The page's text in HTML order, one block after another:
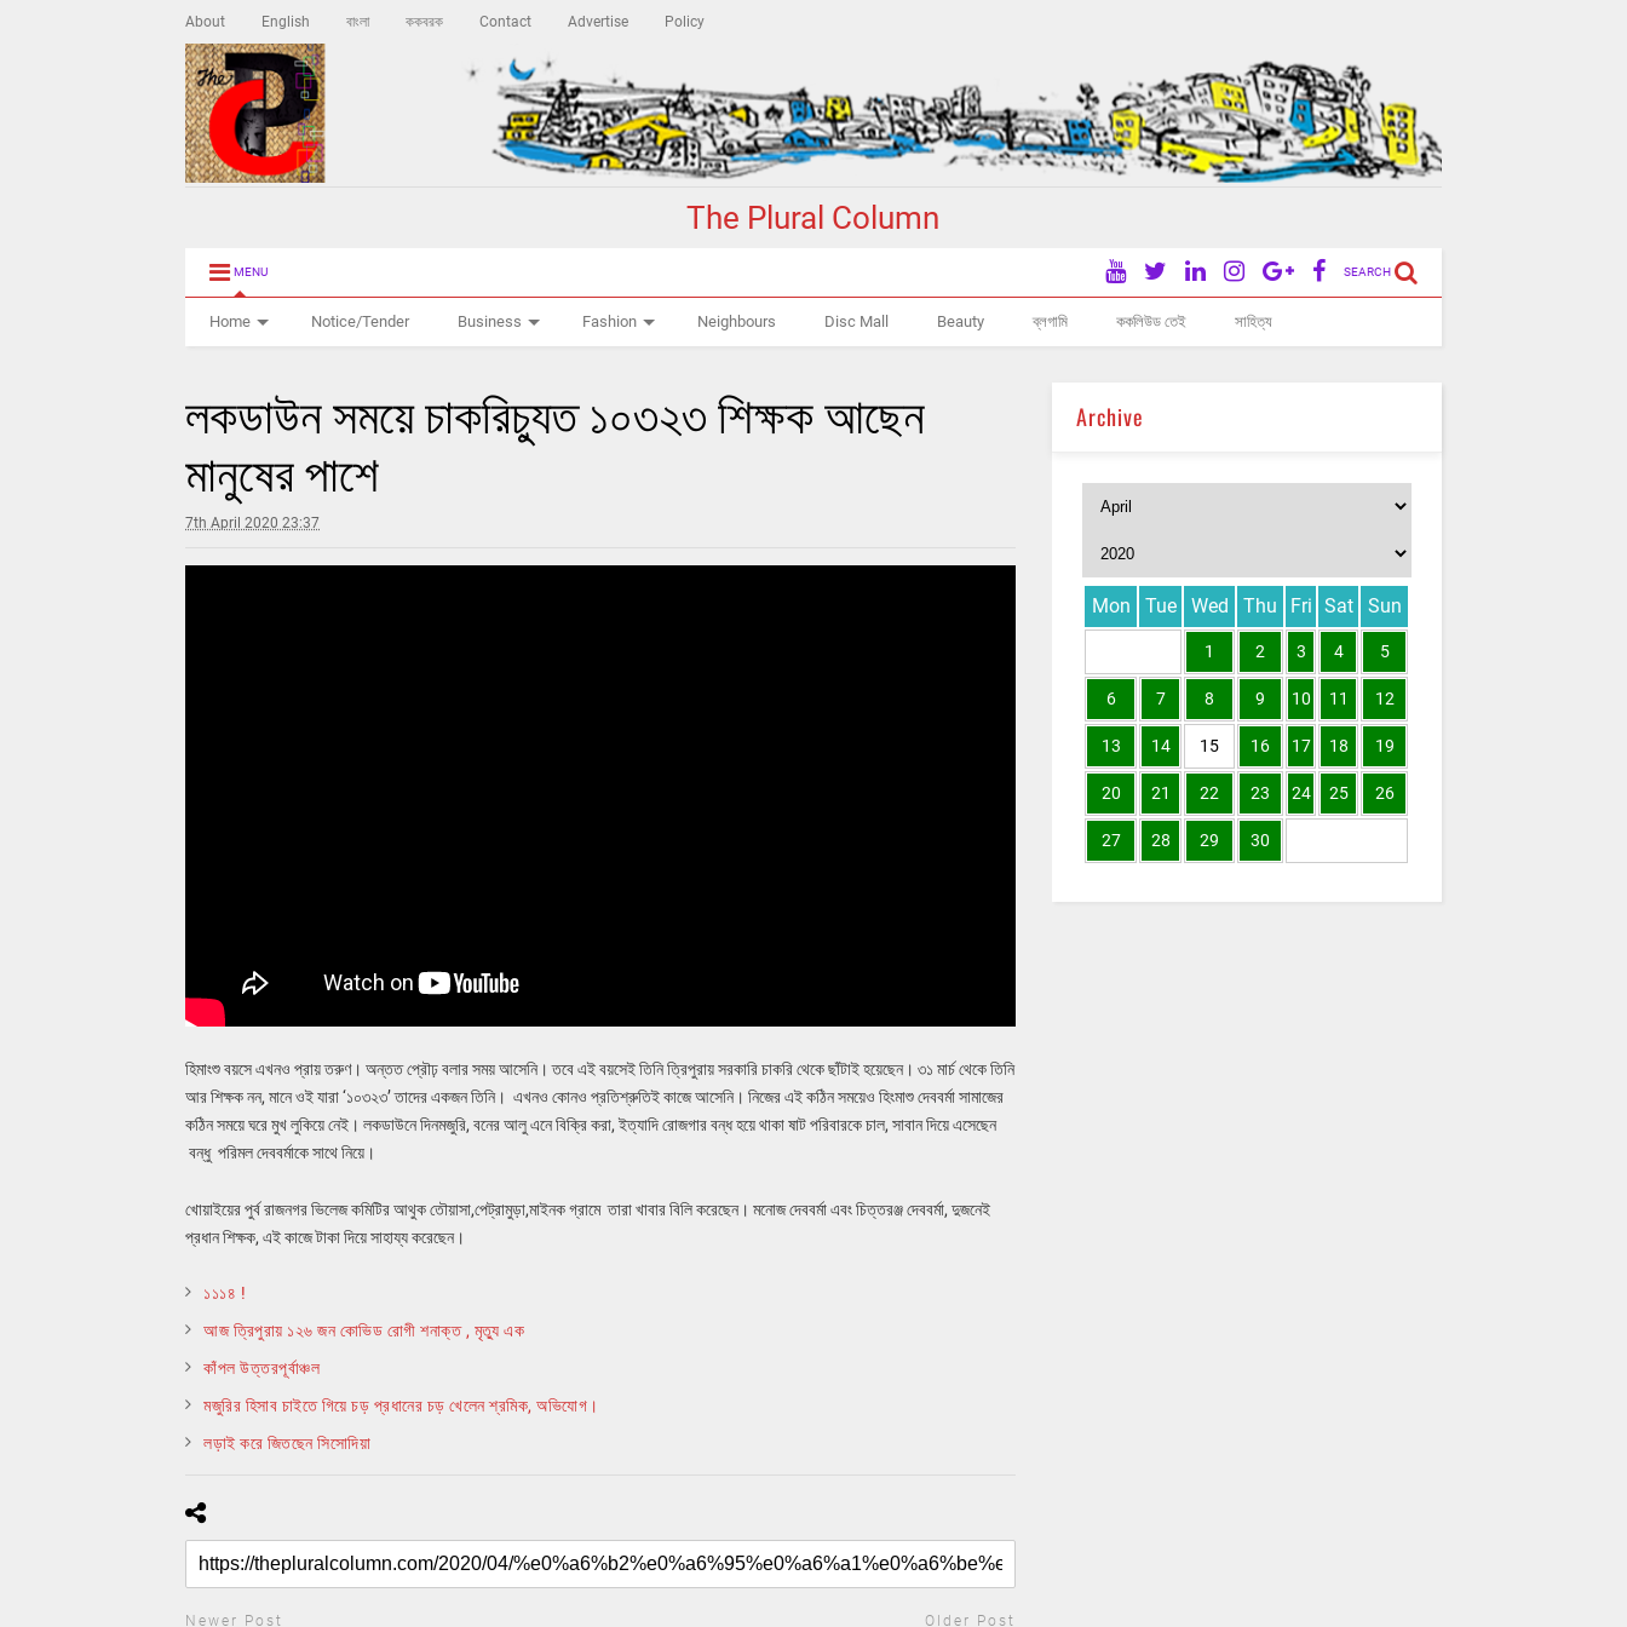
About English বাংলা ককবরক Contact Advertise Policy
The Plural Column
MENU SEARCH
Home Notice/Tender Business Fashion Neighbours Disc Mall Beauty ব্লগামি ককলিউড তেই সাহিত্য
লকডাউন সময়ে চাকরিচ্যুত ১০৩২৩ শিক্ষক আছেন
মানুষের পাশে
7th April 2020 23:37
হিমাংশু বয়সে এখনও প্রায় তরুণ। অন্তত প্রৌঢ় বলার সময় আসেনি। তবে এই বয়সেই তিনি ত্রিপুরায় সরকারি চাকরি থেকে ছাঁটাই হয়েছেন। ৩১ মার্চ থেকে তিনি
আর শিক্ষক নন, মানে ওই যারা ‘১০৩২৩’ তাদের একজন তিনি। এখনও কোনও প্রতিশ্রুতিই কাজে আসেনি। নিজের এই কঠিন সময়েও হিংমাশু দেববর্মা সামাজের
কঠিন সময়ে ঘরে মুখ লুকিয়ে নেই। লকডাউনে দিনমজুরি, বনের আলু এনে বিক্রি করা, ইত্যাদি রোজগার বন্ধ হয়ে থাকা ষাট পরিবারকে চাল, সাবান দিয়ে এসেছেন
বন্ধু পরিমল দেববর্মাকে সাথে নিয়ে।
খোয়াইয়ের পুর্ব রাজনগর ভিলেজ কমিটির আথুক তৌয়াসা,পেট্রামুড়া,মাইনক গ্রামে তারা খাবার বিলি করেছেন। মনোজ দেববর্মা এবং চিত্তরঞ্জ দেববর্মা, দুজনেই
প্রধান শিক্ষক, এই কাজে টাকা দিয়ে সাহায্য করেছেন।
১১১৪ !
আজ ত্রিপুরায় ১২৬ জন কোভিড রোগী শনাক্ত , মৃত্যু এক
কাঁপল উত্তরপূর্বাঞ্চল
মজুরির হিসাব চাইতে গিয়ে চড় প্রধানের চড় খেলেন শ্রমিক, অভিযোগ।
লড়াই করে জিতছেন সিসোদিয়া
Newer Post Older Post
Archive
Mon Tue Wed Thu Fri Sat Sun
1 2 3 4 5
6 7 8 9 10 11 12
13 14 15 16 17 18 19
20 21 22 23 24 25 26
27 28 29 30